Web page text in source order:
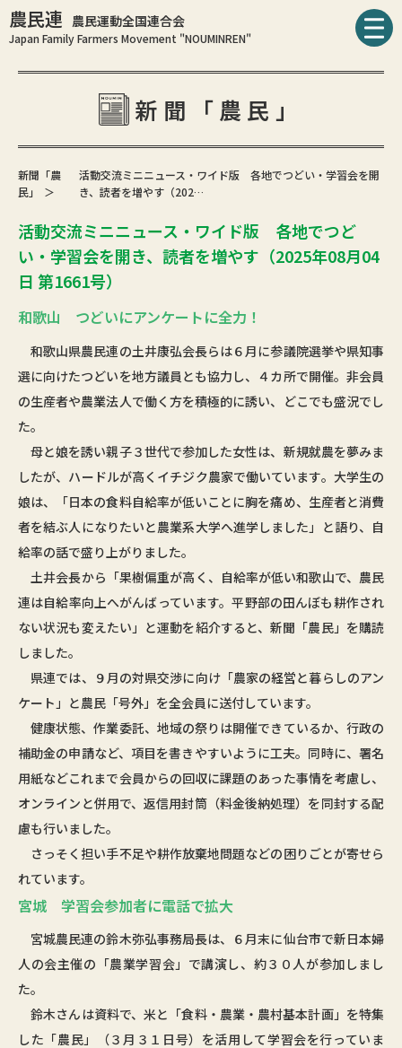
農民連 農民運動全国連合会
Japan Family Farmers Movement "NOUMINREN"
新聞「農民」
新聞「農
民」
活動交流ミニニュース・ワイド版 各地でつどい・学習会を開
き、読者を増やす（202…
活動交流ミニニュース・ワイド版 各地でつど
い・学習会を開き、読者を増やす（2025年08月04
日 第1661号）
和歌山 つどいにアンケートに全力！
和歌山県農民連の土井康弘会長らは６月に参議院選挙や県知事
選に向けたつどいを地方議員とも協力し、４カ所で開催。非会員
の生産者や農業法人で働く方を積極的に誘い、どこでも盛況でし
た。
母と娘を誘い親子３世代で参加した女性は、新規就農を夢みま
したが、ハードルが高くイチジク農家で働いています。大学生の
娘は、「日本の食料自給率が低いことに胸を痛め、生産者と消費
者を結ぶ人になりたいと農業系大学へ進学しました」と語り、自
給率の話で盛り上がりました。
土井会長から「果樹偏重が高く、自給率が低い和歌山で、農民
連は自給率向上へがんばっています。平野部の田んぼも耕作され
ない状況も変えたい」と運動を紹介すると、新聞「農民」を購読
しました。
県連では、９月の対県交渉に向け「農家の経営と暮らしのアン
ケート」と農民「号外」を全会員に送付しています。
健康状態、作業委託、地域の祭りは開催できているか、行政の
補助金の申請など、項目を書きやすいように工夫。同時に、署名
用紙などこれまで会員からの回収に課題のあった事情を考慮し、
オンラインと併用で、返信用封筒（料金後納処理）を同封する配
慮も行いました。
さっそく担い手不足や耕作放棄地問題などの困りごとが寄せら
れています。
宮城 学習会参加者に電話で拡大
宮城農民連の鈴木弥弘事務局長は、６月末に仙台市で新日本婦
人の会主催の「農業学習会」で講演し、約３０人が参加しまし
た。
鈴木さんは資料で、米と「食料・農業・農村基本計画」を特集
した「農民」（３月３１日号）を活用して学習会を行っていま